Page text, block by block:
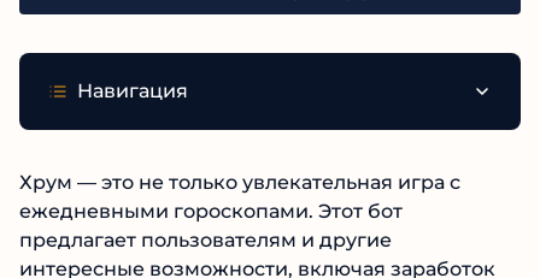
Навигация
Хрум — это не только увлекательная игра с
ежедневными гороскопами. Этот бот
предлагает пользователям и другие
интересные возможности, включая заработок